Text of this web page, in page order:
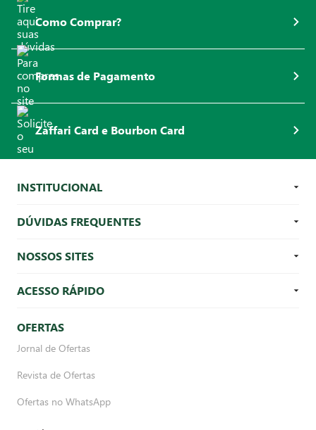
Como Comprar?
Formas de Pagamento
Zaffari Card e Bourbon Card
INSTITUCIONAL
DÚVIDAS FREQUENTES
NOSSOS SITES
ACESSO RÁPIDO
OFERTAS
Jornal de Ofertas
Revista de Ofertas
Ofertas no WhatsApp